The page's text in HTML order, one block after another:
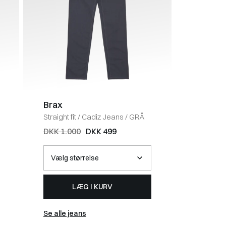
Brax
Straight fit/ Cadiz Jeans / GRÅ
DKK 1.000 DKK 499
LÆG I KURV
Se alle jeans